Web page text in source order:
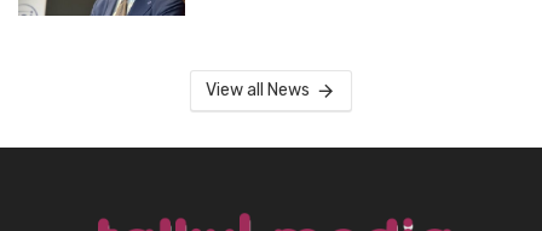
View all News